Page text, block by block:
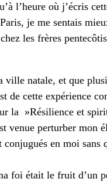
l’heure où j’écris
je me sentais
les frères
natale, et que
de cette expérience
la »Résilience et
venue perturber mon
en moi
foi était le fruit d’un